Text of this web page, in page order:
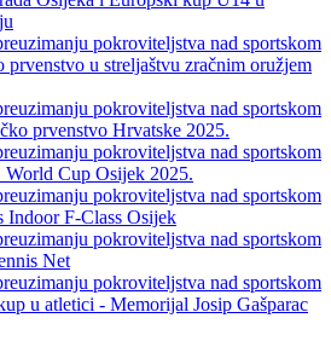
pokroviteljstva nad sportskom
prvenstvo u streljaštvu zračnim oružjem
pokroviteljstva nad sportskom
prvenstvo Hrvatske 2025.
pokroviteljstva nad sportskom
Cup Osijek 2025.
pokroviteljstva nad sportskom
Indoor F-Class Osijek
pokroviteljstva nad sportskom
Net
pokroviteljstva nad sportskom
u atletici - Memorijal Josip Gašparac